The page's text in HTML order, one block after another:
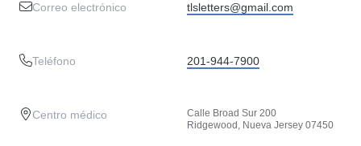
Correo electrónico tlsletters@gmail.com
Teléfono 201-944-7900
Centro médico
Calle Broad Sur 200
Ridgewood, Nueva Jersey 07450